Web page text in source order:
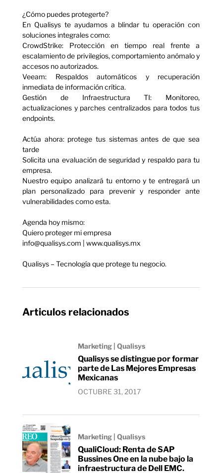
¿Cómo puedes protegerte?
En Qualisys te ayudamos a blindar tu operación con
soluciones integrales como:
CrowdStrike: Protección en tiempo real frente a
escalamiento de privilegios, comportamiento anómalo y
accesos no autorizados.
Veeam: Respaldos automáticos y recuperación
inmediata de información crítica.
Gestión de Infraestructura TI: Monitoreo,
actualizaciones y parches centralizados para todos tus
endpoints.
Actúa ahora: protege tus sistemas antes de que sea
tarde
Solicita una evaluación de seguridad y respaldo para tu
empresa.
Nuestro equipo analizará tu entorno y te entregará un
plan personalizado para prevenir y responder ante
vulnerabilidades como esta.
Agenda hoy mismo:
Quiero proteger mi empresa
info@qualisys.com | www.qualisys.mx
Qualisys – Tecnología que protege tu negocio.
Articulos relacionados
Marketing | Qualisys
Qualisys se distingue por formar
parte de Las Mejores Empresas
Mexicanas
OCTUBRE 31, 2017
Marketing | Qualisys
QualiCloud: Renta de SAP
Bussines One en la nube bajo la
infraestructura de Dell EMC.